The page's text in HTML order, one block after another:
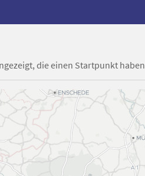
die einen Startpunkt haben